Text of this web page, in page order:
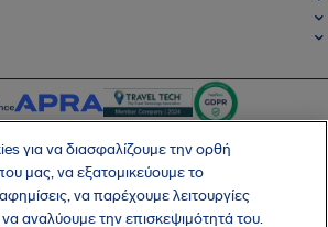
SocialFacebook
SocialTwitter
SocialInstagram
SocialLinkedin
για να διασφαλίζουμε την ορθή
μας, να εξατομικεύουμε το
να παρέχουμε λειτουργίες
αναλύουμε την επισκεψιμότητά του.